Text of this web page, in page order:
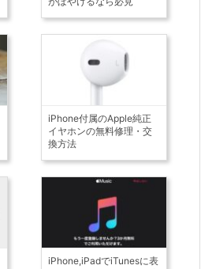
iPhone付属のApple純正
イヤホンの無料修理・交
換方法
iPhone,iPadでiTunesに表